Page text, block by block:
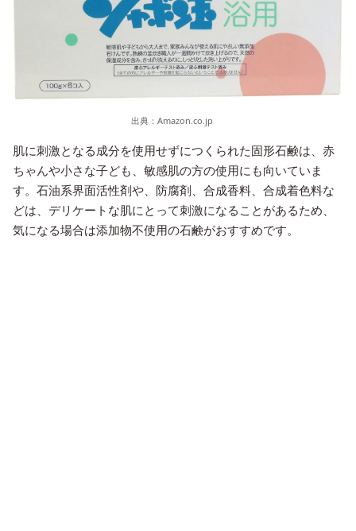
出典： Amazon.co.jp
肌に刺激となる成分を使用せずにつくられた固形石鹸は、赤
ちゃんや小さな子ども、敏感肌の方の使用にも向いていま
す。石油系界面活性剤や、防腐剤、合成香料、合成着色料な
どは、デリケートな肌にとって刺激になることがあるため、
気になる場合は添加物不使用の石鹸がおすすめです。